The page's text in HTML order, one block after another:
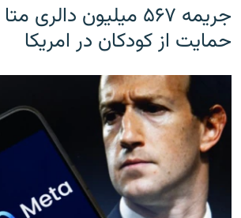
جریمه ۵۶۷ میلیون
حمایت از کودکان در امریکا